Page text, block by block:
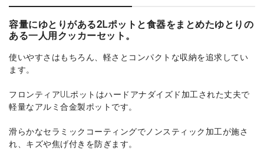
容量にゆとりがある2Lポットと食器をまとめたゆとりの
ある一人用クッカーセット。
使いやすさはもちろん、軽さとコンパクトな収納を追求してい
ます。
フロンティアULポットはハードアナダイズド加工された丈夫で
軽量なアルミ合金製ポットです。
滑らかなセラミックコーティングでノンスティック加工が施さ
れ、キズや焦げ付きを防ぎます。